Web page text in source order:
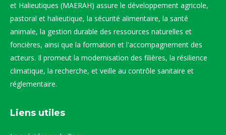
et Halieutiques (MAERAH) assure le développement agricole,
pastoral et halieutique, la sécurité alimentaire, la santé
animale, la gestion durable des ressources naturelles et
foncières, ainsi que la formation et l'accompagnement des
acteurs. Il promeut la modernisation des filières, la résilience
climatique, la recherche, et veille au contrôle sanitaire et
réglementaire.
Liens utiles